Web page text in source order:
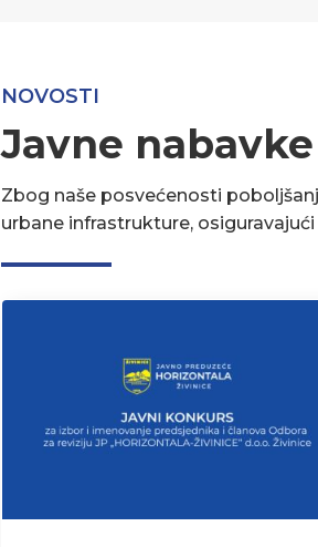
NOVOSTI
Javne
Zbog naše posvećenosti
urbane infrastrukture,